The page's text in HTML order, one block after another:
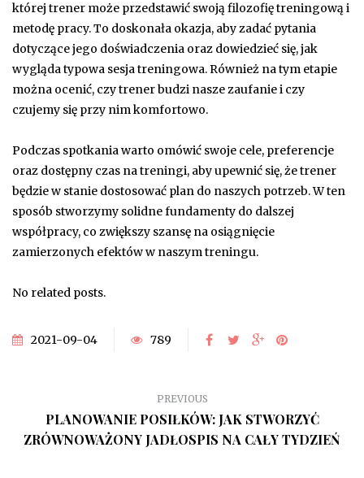
której trener może przedstawić swoją filozofię treningową i
metodę pracy. To doskonała okazja, aby zadać pytania
dotyczące jego doświadczenia oraz dowiedzieć się, jak
wygląda typowa sesja treningowa. Również na tym etapie
można ocenić, czy trener budzi nasze zaufanie i czy
czujemy się przy nim komfortowo.
Podczas spotkania warto omówić swoje cele, preferencje
oraz dostępny czas na treningi, aby upewnić się, że trener
będzie w stanie dostosować plan do naszych potrzeb. W ten
sposób stworzymy solidne fundamenty do dalszej
współpracy, co zwiększy szansę na osiągnięcie
zamierzonych efektów w naszym treningu.
No related posts.
2021-09-04 789
PREVIOUS
PLANOWANIE POSIŁKÓW: JAK STWORZYĆ
ZRÓWNOWAŻONY JADŁOSPIS NA CAŁY TYDZIEŃ